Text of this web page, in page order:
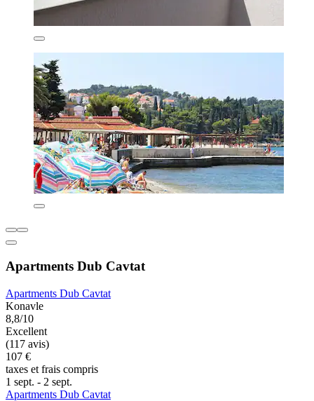
Apartments Dub Cavtat
Apartments Dub Cavtat
Konavle
8,8/10
Excellent
(117 avis)
107 €
taxes et frais compris
1 sept. - 2 sept.
Apartments Dub Cavtat